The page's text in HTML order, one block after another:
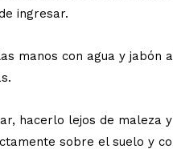
ingresar.
manos con agua y jabón
hacerlo lejos de maleza
sobre el suelo y